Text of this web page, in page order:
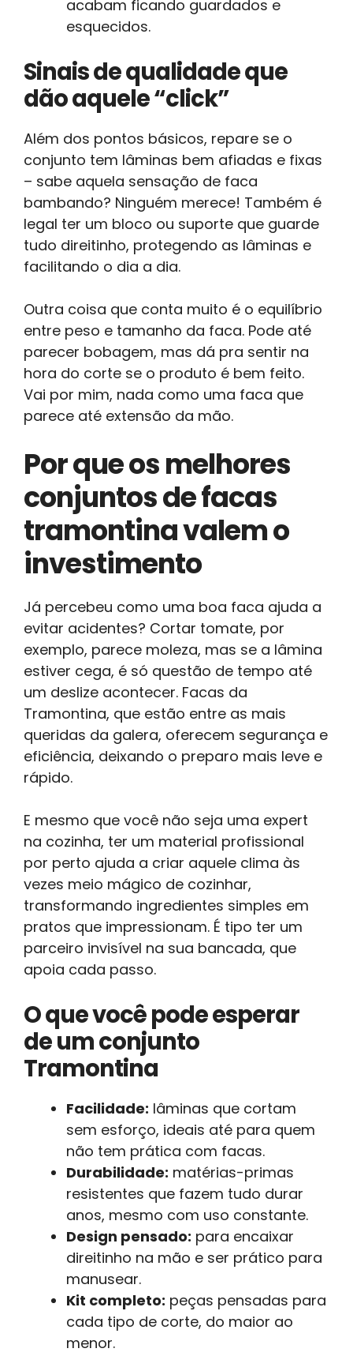
acabam ficando guardados e
esquecidos.
Sinais de qualidade que
dão aquele “click”
Além dos pontos básicos, repare se o
conjunto tem lâminas bem afiadas e fixas
– sabe aquela sensação de faca
bambando? Ninguém merece! Também é
legal ter um bloco ou suporte que guarde
tudo direitinho, protegendo as lâminas e
facilitando o dia a dia.
Outra coisa que conta muito é o equilíbrio
entre peso e tamanho da faca. Pode até
parecer bobagem, mas dá pra sentir na
hora do corte se o produto é bem feito.
Vai por mim, nada como uma faca que
parece até extensão da mão.
Por que os melhores
conjuntos de facas
tramontina valem o
investimento
Já percebeu como uma boa faca ajuda a
evitar acidentes? Cortar tomate, por
exemplo, parece moleza, mas se a lâmina
estiver cega, é só questão de tempo até
um deslize acontecer. Facas da
Tramontina, que estão entre as mais
queridas da galera, oferecem segurança e
eficiência, deixando o preparo mais leve e
rápido.
E mesmo que você não seja uma expert
na cozinha, ter um material profissional
por perto ajuda a criar aquele clima às
vezes meio mágico de cozinhar,
transformando ingredientes simples em
pratos que impressionam. É tipo ter um
parceiro invisível na sua bancada, que
apoia cada passo.
O que você pode esperar
de um conjunto
Tramontina
Facilidade: lâminas que cortam
sem esforço, ideais até para quem
não tem prática com facas.
Durabilidade: matérias-primas
resistentes que fazem tudo durar
anos, mesmo com uso constante.
Design pensado: para encaixar
direitinho na mão e ser prático para
manusear.
Kit completo: peças pensadas para
cada tipo de corte, do maior ao
menor.